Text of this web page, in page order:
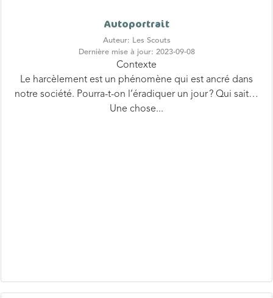
Auteur: Les Scouts
Dernière mise à jour: 2023-09-08
Contexte
Le harcèlement est un phénomène qui est ancré dans
notre société. Pourra-t-on l’éradiquer un jour ? Qui sait…
Une chose...